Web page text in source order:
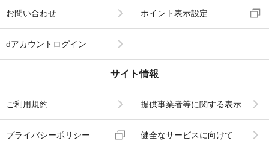
お問い合わせ ポイント表示設定
dアカウントログイン
サイト情報
ご利用規約 提供事業者等に関する表示
プライバシーポリシー 健全なサービスに向けて